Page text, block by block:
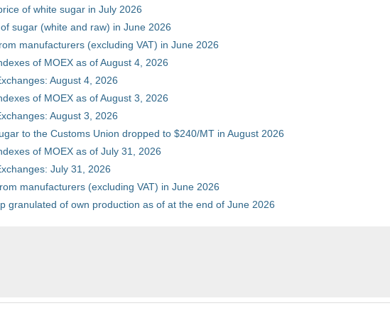
of white sugar in July 2026
sugar (white and raw) in June 2026
manufacturers (excluding VAT) in June 2026
of MOEX as of August 4, 2026
August 4, 2026
of MOEX as of August 3, 2026
August 3, 2026
to the Customs Union dropped to $240/MT in August 2026
of MOEX as of July 31, 2026
July 31, 2026
manufacturers (excluding VAT) in June 2026
granulated of own production as of at the end of June 2026